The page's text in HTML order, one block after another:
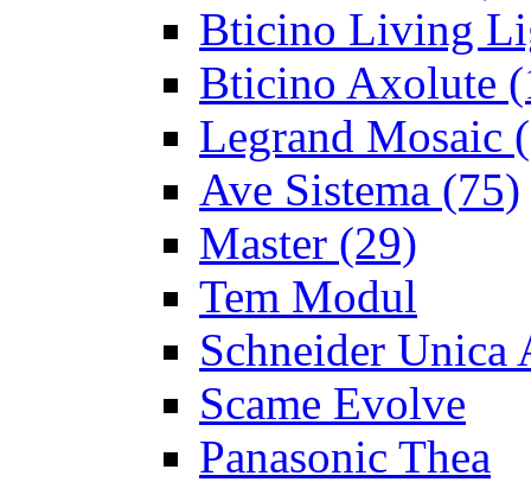
Bticino Living
Bticino Axolute
Legrand Mosaic
Ave Sistema (75)
Master (29)
Tem Modul
Schneider Unica
Scame Evolve
Panasonic Thea